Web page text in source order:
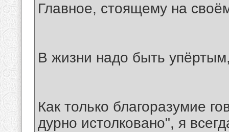
Главное, стоящему на
В жизни надо быть
Как только благоразумие
дурно истолковано", я